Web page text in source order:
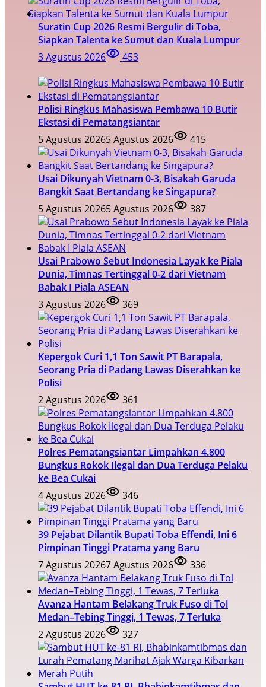
Suratin Cup 2026 Resmi Bergulir di Toba,
Siapkan Talenta ke Sumut dan Kuala Lumpur
3 Agustus 2026
453
Polisi Ringkus Mahasiswa Pembawa 10 Butir
Ekstasi di Pematangsiantar
5 Agustus 20265 Agustus 2026 415
Usai Dikunyah Vietnam 0-3, Bisakah Garuda
Bangkit Saat Bertandang ke Singapura?
5 Agustus 20265 Agustus 2026 387
Usai Prabowo Sebut Indonesia Layak ke Piala
Dunia, Timnas Tertinggal 0-2 dari Vietnam
Babak I Piala ASEAN
3 Agustus 2026
369
Kepergok Curi 1,1 Ton Sawit PT Barapala,
Seorang Pria di Padang Lawas Diserahkan ke
Polisi
2 Agustus 2026
361
Polres Pematangsiantar Limpahkan 4.800
Bungkus Rokok Ilegal dan Dua Terduga Pelaku
ke Bea Cukai
4 Agustus 2026
346
39 Pejabat Dilantik Bupati Toba Effendi, Ini 6
Pimpinan Tinggi Pratama yang Baru
7 Agustus 20267 Agustus 2026 336
Avanza Hantam Belakang Truk Fuso di Tol
Medan–Tebing Tinggi, 1 Tewas, 7 Terluka
2 Agustus 2026
327